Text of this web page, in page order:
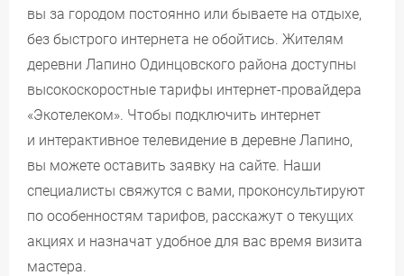
вы за городом постоянно или бываете на отдыхе,
без быстрого интернета не обойтись. Жителям
деревни Лапино Одинцовского района доступны
высокоскоростные тарифы интернет-провайдера
«Экотелеком». Чтобы подключить интернет
и интерактивное телевидение в деревне Лапино,
вы можете оставить заявку на сайте. Наши
специалисты свяжутся с вами, проконсультируют
по особенностям тарифов, расскажут о текущих
акциях и назначат удобное для вас время визита
мастера.